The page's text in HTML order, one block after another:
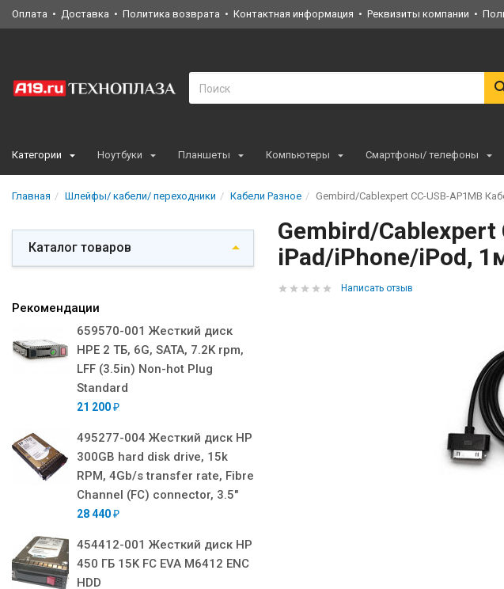
Оплата Доставка Политика возврата Контактная информация Реквизиты компании
Категории Ноутбуки Планшеты Компьютеры Смартфоны/ телефоны
Главная Шлейфы/ кабели/ переходники Кабели Разное Gembird/Cablexpert CC-USB-AP1MB
Каталог товаров
Рекомендации
659570-001 Жесткий диск
HPE 2 ТБ, 6G, SATA, 7.2K rpm,
LFF (3.5in) Non-hot Plug
Standard
21 200 ₽
495277-004 Жесткий диск HP
300GB hard disk drive, 15k
RPM, 4Gb/s transfer rate, Fibre
Channel (FC) connector, 3.5"
28 440 ₽
454412-001 Жесткий диск HP
450 ГБ 15K FC EVA M6412 ENC
HDD
Gembird/Cablexpert
iPad/iPhone/iPod,
Написать отзыв